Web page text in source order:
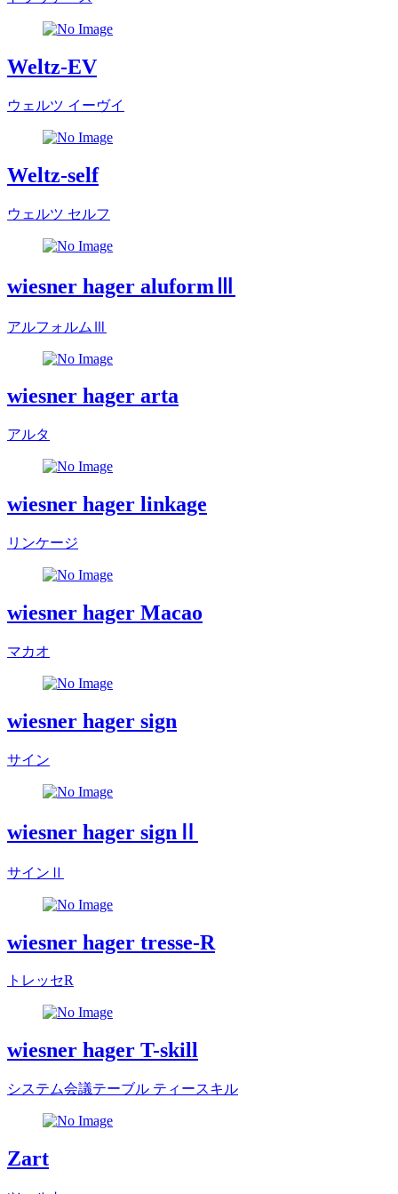
Weltz-EV
ウェルツ イーヴイ
Weltz-self
ウェルツ セルフ
wiesner hager aluformⅢ
アルフォルムⅢ
wiesner hager arta
アルタ
wiesner hager linkage
リンケージ
wiesner hager Macao
マカオ
wiesner hager sign
サイン
wiesner hager signⅡ
サインⅡ
wiesner hager tresse-R
トレッセR
wiesner hager T-skill
システム会議テーブル ティースキル
Zart